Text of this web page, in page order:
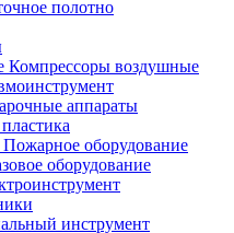
полотно
Компрессоры воздушные
аппараты
Пожарное оборудование
оборудование